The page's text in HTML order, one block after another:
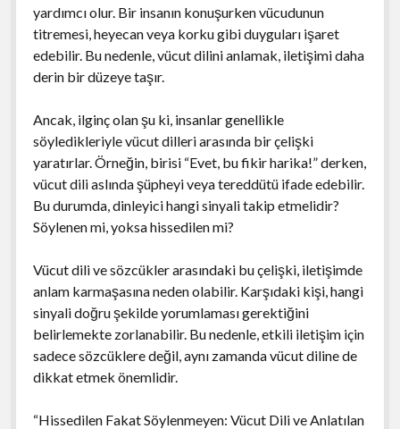
yardımcı olur. Bir insanın konuşurken vücudunun
titremesi, heyecan veya korku gibi duyguları işaret
edebilir. Bu nedenle, vücut dilini anlamak, iletişimi daha
derin bir düzeye taşır.
Ancak, ilginç olan şu ki, insanlar genellikle
söyledikleriyle vücut dilleri arasında bir çelişki
yaratırlar. Örneğin, birisi “Evet, bu fikir harika!” derken,
vücut dili aslında şüpheyi veya tereddütü ifade edebilir.
Bu durumda, dinleyici hangi sinyali takip etmelidir?
Söylenen mi, yoksa hissedilen mi?
Vücut dili ve sözcükler arasındaki bu çelişki, iletişimde
anlam karmaşasına neden olabilir. Karşıdaki kişi, hangi
sinyali doğru şekilde yorumlaması gerektiğini
belirlemekte zorlanabilir. Bu nedenle, etkili iletişim için
sadece sözcüklere değil, aynı zamanda vücut diline de
dikkat etmek önemlidir.
“Hissedilen Fakat Söylenmeyen: Vücut Dili ve Anlatılan